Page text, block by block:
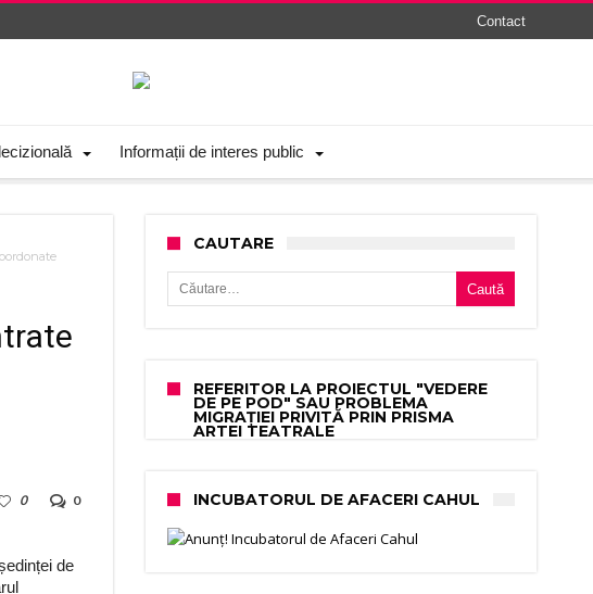
Contact
Informații de interes public
0
0
de
CAUTARE
Caută după:
REFERITOR LA PROIECTUL "VEDERE
DE PE POD" SAU PROBLEMA
MIGRAȚIEI PRIVITĂ PRIN PRISMA
ARTEI TEATRALE
INCUBATORUL DE AFACERI CAHUL